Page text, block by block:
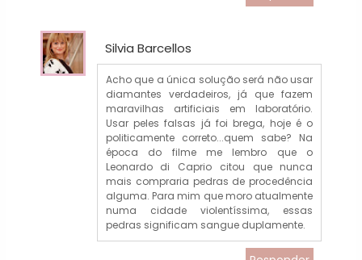
Silvia Barcellos
Acho que a única solução será não usar
diamantes verdadeiros, já que fazem
maravilhas artificiais em laboratório.
Usar peles falsas já foi brega, hoje é o
politicamente correto...quem sabe? Na
época do filme me lembro que o
Leonardo di Caprio citou que nunca
mais compraria pedras de procedência
alguma. Para mim que moro atualmente
numa cidade violentíssima, essas
pedras significam sangue duplamente.